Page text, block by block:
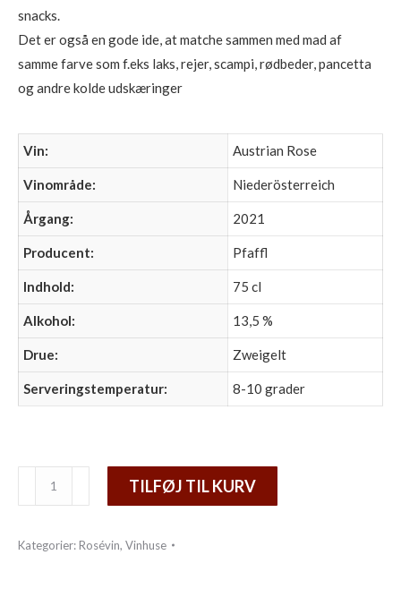
snacks.
Det er også en gode ide, at matche sammen med mad af
samme farve som f.eks laks, rejer, scampi, rødbeder, pancetta
og andre kolde udskæringer
Vin: Austrian Rose
Vinområde: Niederösterreich
Årgang: 2021
Producent: Pfaffl
Indhold: 75 cl
Alkohol: 13,5 %
Drue: Zweigelt
Serveringstemperatur: 8-10 grader
Rose
TILFØJ TIL KURV
Kategorier: Rosévin, Vinhuse